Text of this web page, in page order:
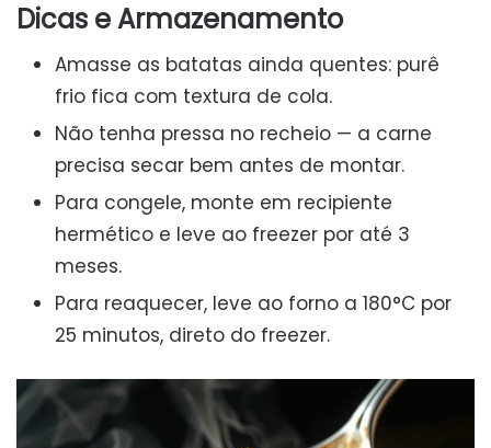
Dicas e Armazenamento
Amasse as batatas ainda quentes: purê
frio fica com textura de cola.
Não tenha pressa no recheio — a carne
precisa secar bem antes de montar.
Para congele, monte em recipiente
hermético e leve ao freezer por até 3
meses.
Para reaquecer, leve ao forno a 180°C por
25 minutos, direto do freezer.